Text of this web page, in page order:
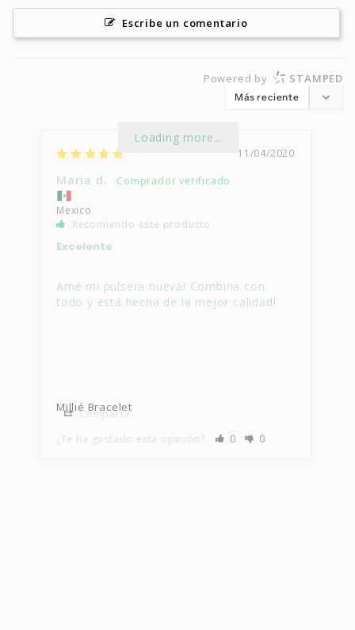
Escribe un comentario
Powered by STAMPED
Loading more...
11/04/2020
Maria d.
Mexico
Recomiendo este producto
Excelente
Amé mi pulsera nueva! Combina con
todo y está hecha de la mejor calidad!
Millié Bracelet
Compartir
¿Te ha gustado esta opinión?
0 0